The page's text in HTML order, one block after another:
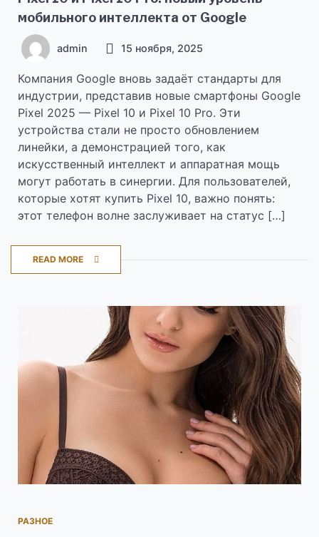
мобильного интеллекта от Google
admin 15 ноября, 2025
Компания Google вновь задаёт стандарты для
индустрии, представив новые смартфоны Google
Pixel 2025 — Pixel 10 и Pixel 10 Pro. Эти
устройства стали не просто обновлением
линейки, а демонстрацией того, как
искусственный интеллект и аппаратная мощь
могут работать в синергии. Для пользователей,
которые хотят купить Pixel 10, важно понять:
этот телефон волне заслуживает на статус […]
READ MORE
РАЗНОЕ